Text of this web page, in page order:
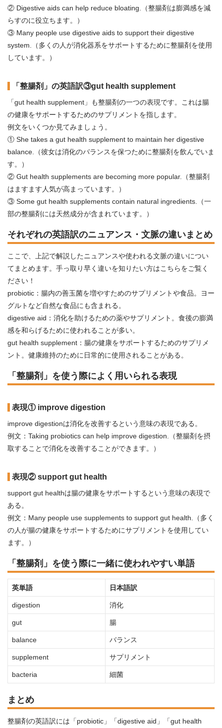
② Digestive aids can help reduce bloating.（整腸剤は膨満感を減
らすのに役立ちます。）
③ Many people use digestive aids to support their digestive
system.（多くの人が消化器系をサポートするために整腸剤を使用
しています。）
「整腸剤」の英語訳③gut health supplement
「gut health supplement」も整腸剤の一つの表現です。これは腸
の健康をサポートするためのサプリメントを指します。
例文をいくつか見てみましょう。
① She takes a gut health supplement to maintain her digestive
balance.（彼女は消化のバランスを保つために整腸剤を飲んでいま
す。）
② Gut health supplements are becoming more popular.（整腸剤
はますます人気が高まっています。）
③ Some gut health supplements contain natural ingredients.（一
部の整腸剤には天然成分が含まれています。）
それぞれの英語訳のニュアンス・文脈の違いまとめ
ここで、上記で解説したニュアンスや使われる文脈の違いについ
てまとめます。手っ取り早く違いを知りたい方はこちらをご覧く
ださい！
probiotic：腸内の善玉菌を増やすためのサプリメントや食品。ヨー
グルトなど自然な食品にも含まれる。
digestive aid：消化を助けるための薬やサプリメント。食後の膨満
感を和らげるために使われることが多い。
gut health supplement：腸の健康をサポートするためのサプリメ
ント。健康維持のために日常的に使用されることがある。
「整腸剤」を使う際によく用いられる表現
表現① improve digestion
improve digestionは消化を改善するという意味の表現である。
例文：Taking probiotics can help improve digestion.（整腸剤を摂
取することで消化を改善することができます。）
表現② support gut health
support gut healthは腸の健康をサポートするという意味の表現で
ある。
例文：Many people use supplements to support gut health.（多く
の人が腸の健康をサポートするためにサプリメントを使用してい
ます。）
「整腸剤」を使う際に一緒に使われやすい単語
英単語 日本語訳
digestion 消化
gut 腸
balance バランス
supplement サプリメント
bacteria 細菌
まとめ
整腸剤の英語訳には「probiotic」「digestive aid」「gut health